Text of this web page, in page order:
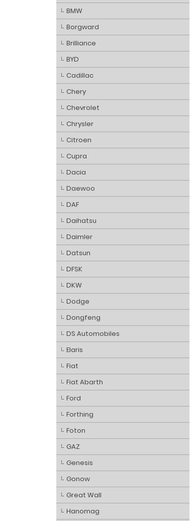
BMW
Borgward
Brilliance
BYD
Cadillac
Chery
Chevrolet
Chrysler
Citroen
Cupra
Dacia
Daewoo
DAF
Daihatsu
Daimler
Datsun
DFSK
DKW
Dodge
Dongfeng
DS Automobiles
Elaris
Fiat
Fiat Abarth
Ford
Forthing
Foton
GAZ
Genesis
Gonow
Great Wall
Hanomag